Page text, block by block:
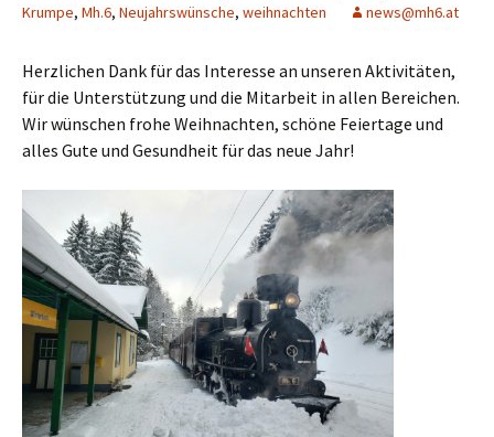
Krumpe, Mh.6, Neujahrswünsche, weihnachten news@mh6.at
Herzlichen Dank für das Interesse an unseren Aktivitäten,
für die Unterstützung und die Mitarbeit in allen Bereichen.
Wir wünschen frohe Weihnachten, schöne Feiertage und
alles Gute und Gesundheit für das neue Jahr!